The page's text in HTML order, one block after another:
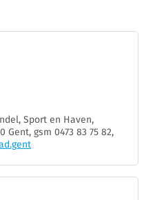
Sport en Haven,
gsm 0473 83 75 82,